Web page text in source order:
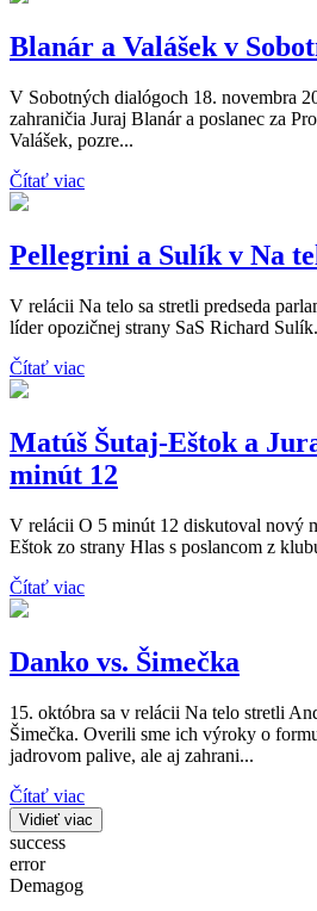
Blanár a Valášek v
V Sobotných dialógoch 18. novembra
zahraničia Juraj Blanár a poslanec za
Valášek, pozre...
Čítať viac
Pellegrini a Sulík v Na
V relácii Na telo sa stretli predseda
líder opozičnej strany SaS Richard
Čítať viac
Matúš Šutaj-Eštok a
minút 12
V relácii O 5 minút 12 diskutoval nový
Eštok zo strany Hlas s poslancom z
Čítať viac
Danko vs. Šimečka
15. októbra sa v relácii Na telo stretli
Šimečka. Overili sme ich výroky o
jadrovom palive, ale aj zahrani...
Čítať viac
Vidieť viac
success
error
Demagog